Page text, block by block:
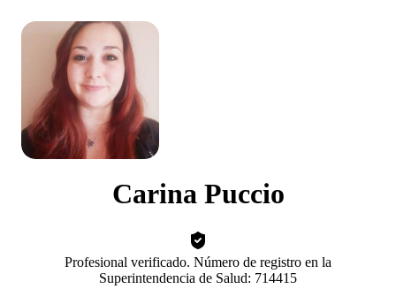
Carina Puccio
Profesional verificado. Número de registro en la
Superintendencia de Salud: 714415